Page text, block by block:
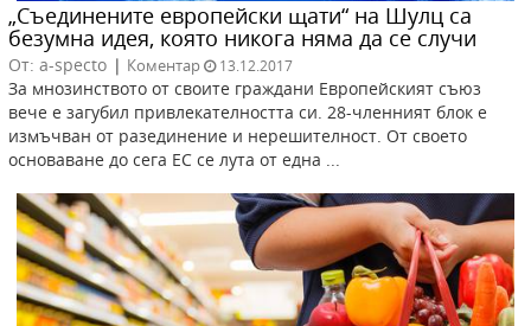
„Съединените европейски щати“ на Шулц са
безумна идея, която никога няма да се случи
От: a-specto | Коментар 13.12.2017
За мнозинството от своите граждани Европейският съюз
вече е загубил привлекателността си. 28-членният блок е
измъчван от разединение и нерешителност. От своето
основаване до сега ЕС се лута от една ...